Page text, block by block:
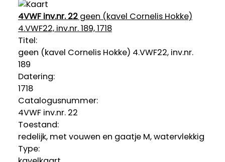
4VWF inv.nr. 22geen (kavel Cornelis Hokke)
4.VWF22, inv.nr. 189, 1718
Titel:
geen (kavel Cornelis Hokke) 4.VWF22, inv.nr.
189
Datering:
1718
Catalogusnummer:
4VWF inv.nr. 22
Toestand:
redelijk, met vouwen en gaatje M, watervlekkig
Type: